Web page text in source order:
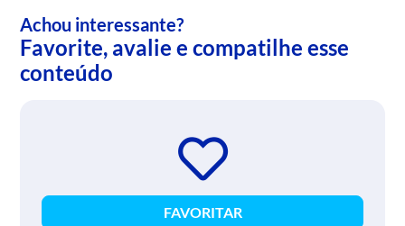
Achou interessante?
Favorite, avalie e compatilhe esse
conteúdo
FAVORITAR